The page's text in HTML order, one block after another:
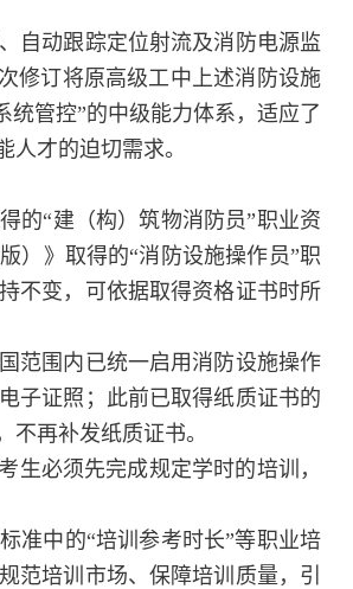
动跟踪定位射流及消防电源监
修订将原高级工中上述消防设施
统管控”的中级能力体系，适应了
才的迫切需求。
“建（构）筑物消防员”职业资
）》取得的“消防设施操作员”职
不变，可依据取得资格证书时所
范围内已统一启用消防设施操作
子证照；此前已取得纸质证书的
再补发纸质证书。
必须先完成规定学时的培训，
中的“培训参考时长”等职业培
范培训市场、保障培训质量，引